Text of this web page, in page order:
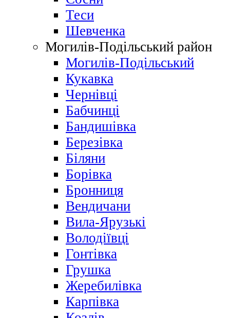
Теси
Шевченка
Могилів-Подільський район
Могилів-Подільський
Кукавка
Чернівці
Бабчинці
Бандишівка
Березівка
Біляни
Борівка
Бронниця
Вендичани
Вила-Ярузькі
Володіївці
Гонтівка
Грушка
Жеребилівка
Карпівка